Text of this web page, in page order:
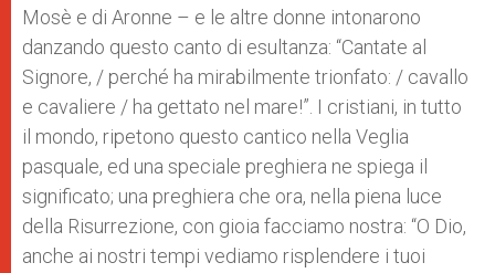
Mosè e di Aronne – e le altre donne intonarono
danzando questo canto di esultanza: “Cantate al
Signore, / perché ha mirabilmente trionfato: / cavallo
e cavaliere / ha gettato nel mare!”. I cristiani, in tutto
il mondo, ripetono questo cantico nella Veglia
pasquale, ed una speciale preghiera ne spiega il
significato; una preghiera che ora, nella piena luce
della Risurrezione, con gioia facciamo nostra: “O Dio,
anche ai nostri tempi vediamo risplendere i tuoi